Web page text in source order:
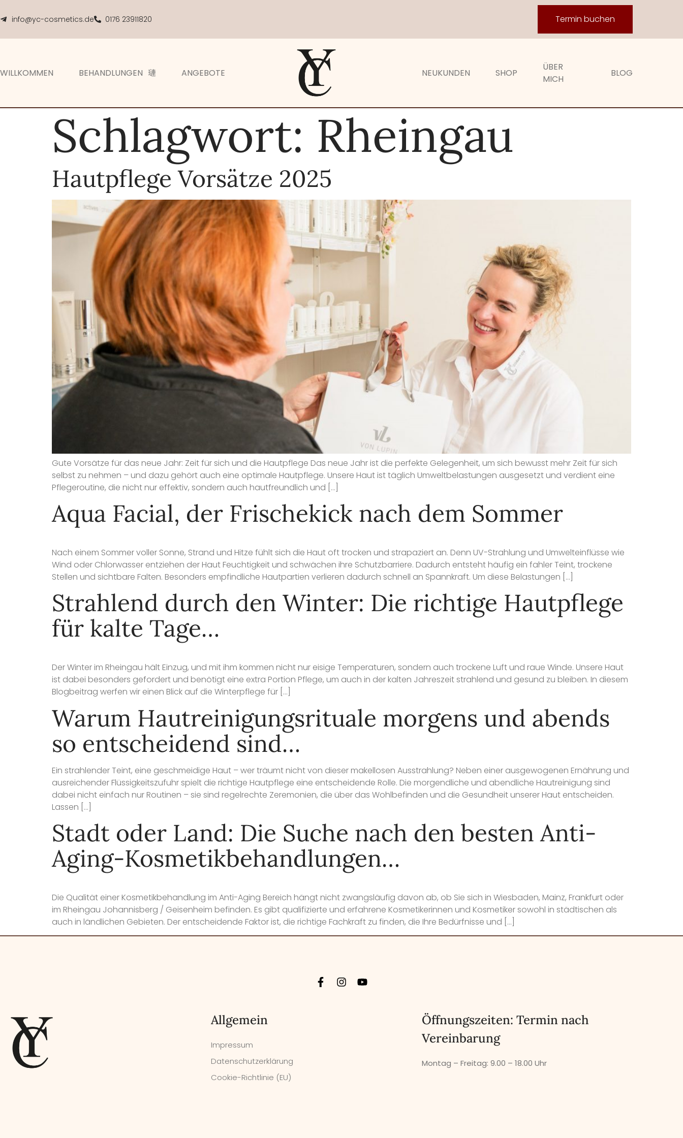
info@yc-cosmetics.de 0176 23911820 Termin buchen
WILLKOMMEN BEHANDLUNGEN ANGEBOTE NEUKUNDEN SHOP
ÜBER
MICH
BLOG
Schlagwort: Rheingau
Hautpflege Vorsätze 2025
Gute Vorsätze für das neue Jahr: Zeit für sich und die Hautpflege Das neue Jahr ist die perfekte Gelegenheit, um sich bewusst mehr Zeit für sich
selbst zu nehmen – und dazu gehört auch eine optimale Hautpflege. Unsere Haut ist täglich Umweltbelastungen ausgesetzt und verdient eine
Pflegeroutine, die nicht nur effektiv, sondern auch hautfreundlich und […]
Aqua Facial, der Frischekick nach dem Sommer
Nach einem Sommer voller Sonne, Strand und Hitze fühlt sich die Haut oft trocken und strapaziert an. Denn UV-Strahlung und Umwelteinflüsse wie
Wind oder Chlorwasser entziehen der Haut Feuchtigkeit und schwächen ihre Schutzbarriere. Dadurch entsteht häufig ein fahler Teint, trockene
Stellen und sichtbare Falten. Besonders empfindliche Hautpartien verlieren dadurch schnell an Spannkraft. Um diese Belastungen […]
Strahlend durch den Winter: Die richtige Hautpflege
für kalte Tage…
Der Winter im Rheingau hält Einzug, und mit ihm kommen nicht nur eisige Temperaturen, sondern auch trockene Luft und raue Winde. Unsere Haut
ist dabei besonders gefordert und benötigt eine extra Portion Pflege, um auch in der kalten Jahreszeit strahlend und gesund zu bleiben. In diesem
Blogbeitrag werfen wir einen Blick auf die Winterpflege für […]
Warum Hautreinigungsrituale morgens und abends
so entscheidend sind…
Ein strahlender Teint, eine geschmeidige Haut – wer träumt nicht von dieser makellosen Ausstrahlung? Neben einer ausgewogenen Ernährung und
ausreichender Flüssigkeitszufuhr spielt die richtige Hautpflege eine entscheidende Rolle. Die morgendliche und abendliche Hautreinigung sind
dabei nicht einfach nur Routinen – sie sind regelrechte Zeremonien, die über das Wohlbefinden und die Gesundheit unserer Haut entscheiden.
Lassen […]
Stadt oder Land: Die Suche nach den besten Anti-
Aging-Kosmetikbehandlungen…
Die Qualität einer Kosmetikbehandlung im Anti-Aging Bereich hängt nicht zwangsläufig davon ab, ob Sie sich in Wiesbaden, Mainz, Frankfurt oder
im Rheingau Johannisberg / Geisenheim befinden. Es gibt qualifizierte und erfahrene Kosmetikerinnen und Kosmetiker sowohl in städtischen als
auch in ländlichen Gebieten. Der entscheidende Faktor ist, die richtige Fachkraft zu finden, die Ihre Bedürfnisse und […]
Allgemein
Impressum
Datenschutzerklärung
Cookie-Richtlinie (EU)
Öffnungszeiten: Termin nach
Vereinbarung
Montag – Freitag: 9.00 – 18.00 Uhr